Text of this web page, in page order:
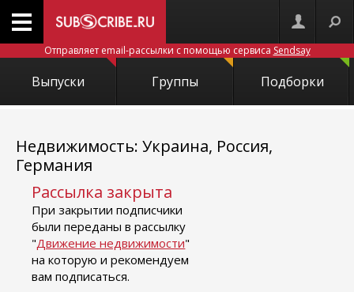
Отправляет email-рассылки с помощью сервиса Sendsay
Выпуски Группы Подборки
Недвижимость: Украина, Россия,
Германия
Рассылка закрыта
При закрытии подписчики
были переданы в рассылку
"Движение недвижимости"
на которую и рекомендуем
вам подписаться.